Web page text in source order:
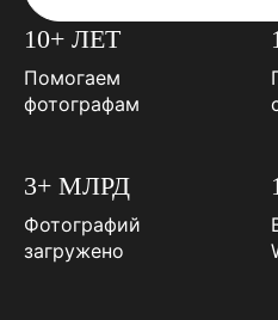
10+ ЛЕТ
Помогаем
фотографам
3+ МЛРД
Фотографий
загружено